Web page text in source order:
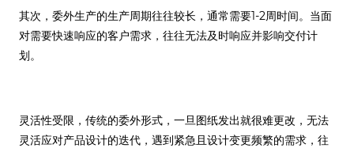
其次，委外生产的生产周期往往较长，通常需要1-2周时间。当面
对需要快速响应的客户需求，往往无法及时响应并影响交付计
划。
灵活性受限，传统的委外形式，一旦图纸发出就很难更改，无法
灵活应对产品设计的迭代，遇到紧急且设计变更频繁的需求，往